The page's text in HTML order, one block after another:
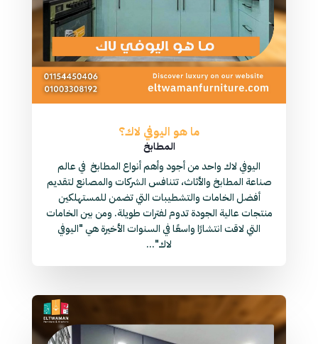
ما هو اليوفي لاك؟
المطابخ
اليوفي لاك واحد من أجود وأهم أنواع المطابخ في عالم
صناعة المطابخ والأثاث، تتنافس الشركات والمصانع لتقديم
أفضل الخامات والتشطيبات التي تضمن للمستهلكين
منتجات عالية الجودة تدوم لفترات طويلة. ومن بين الخامات
التي لاقت انتشارًا واسعًا في السنوات الأخيرة هي "اليوفي
لاك"...